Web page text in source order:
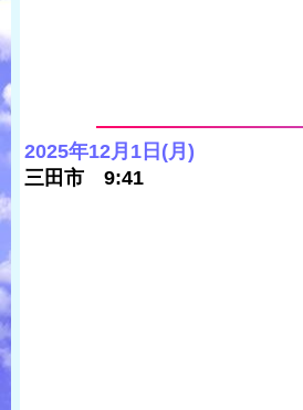
2025年12月1日(月)
三田市 9:41